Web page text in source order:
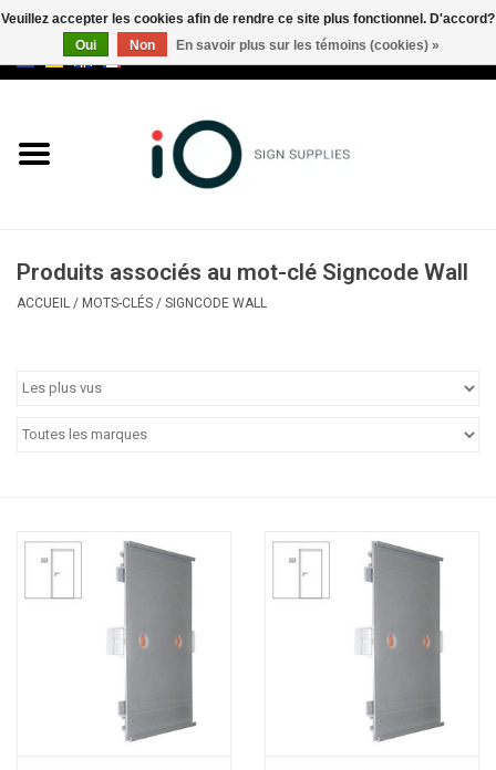
Marques
Appelez-nous au +32 3 353 67
Produits associés au mot-clé Signcode Wall
ACCUEIL / MOTS-CLÉS / SIGNCODE WALL
Veuillez accepter les cookies afin de rendre ce site plus fonctionnel. D'accord?
Oui
Non En savoir plus sur les témoins (cookies) »